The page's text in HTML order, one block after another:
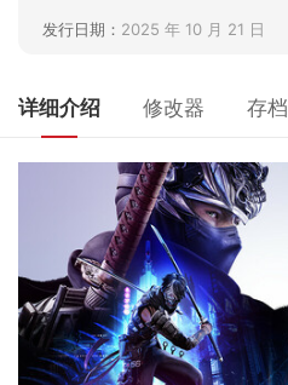
发行日期： 2025 年 10 月 21 日
详细介绍 修改器 存档